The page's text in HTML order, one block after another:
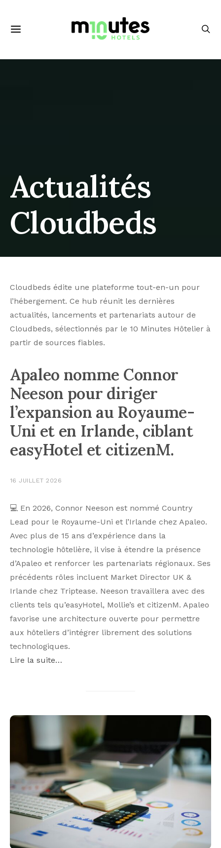
Actualités
Cloudbeds
Cloudbeds édite une plateforme tout-en-un pour
l’hébergement. Ce hub réunit les dernières
actualités, lancements et partenariats autour de
Cloudbeds, sélectionnés par le 10 Minutes Hôtelier à
partir de sources fiables.
Apaleo nomme Connor
Neeson pour diriger
l’expansion au Royaume-
Uni et en Irlande, ciblant
easyHotel et citizenM.
16 JUILLET 2026
💻 En 2026, Connor Neeson est nommé Country
Lead pour le Royaume-Uni et l’Irlande chez Apaleo.
Avec plus de 15 ans d’expérience dans la
technologie hôtelière, il vise à étendre la présence
d’Apaleo et renforcer les partenariats régionaux. Ses
précédents rôles incluent Market Director UK &
Irlande chez Triptease. Neeson travaillera avec des
clients tels qu’easyHotel, Mollie’s et citizenM. Apaleo
favorise une architecture ouverte pour permettre
aux hôteliers d’intégrer librement des solutions
technologiques.
Lire la suite…